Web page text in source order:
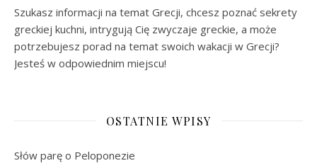
Szukasz informacji na temat Grecji, chcesz poznać sekrety
greckiej kuchni, intrygują Cię zwyczaje greckie, a może
potrzebujesz porad na temat swoich wakacji w Grecji?
Jesteś w odpowiednim miejscu!
OSTATNIE WPISY
Słów parę o Peloponezie